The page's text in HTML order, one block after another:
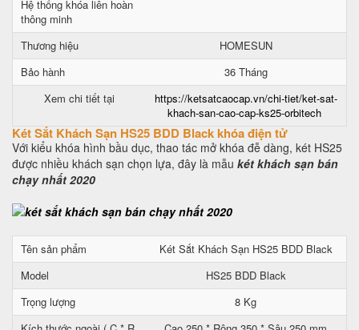
Hệ thống khóa liên hoàn
thông minh
Thương hiệu
HOMESUN
Bảo hành
36 Tháng
Xem chi tiết tại
https://ketsatcaocap.vn/chi-tiet/ket-sat-
khach-san-cao-cap-ks25-orbitech
Két Sắt Khách Sạn HS25 BDD Black khóa điện tử
Với kiểu khóa hình bầu dục, thao tác mở khóa đễ dàng, két HS25
được nhiều khách sạn chọn lựa, đây là mẫu két khách sạn bán
chạy nhất 2020
Tên sản phẩm
Két Sắt Khách Sạn HS25 BDD Black
Model
HS25 BDD Black
Trọng lượng
8 Kg